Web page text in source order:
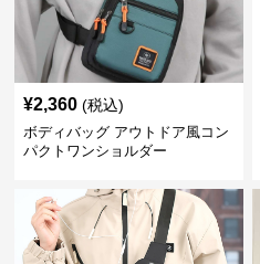
¥2,360 (税込)
ボディバッグ アウトドア風コン
パクトワンショルダー